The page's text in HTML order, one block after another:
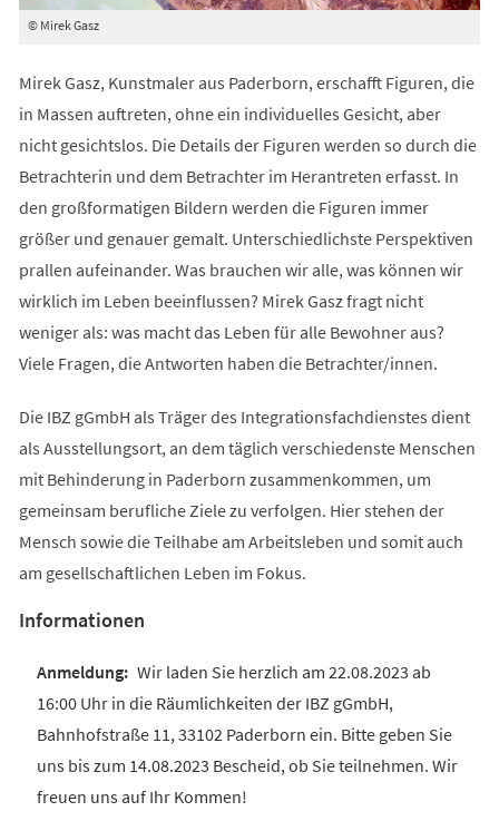
© Mirek Gasz
Mirek Gasz, Kunstmaler aus Paderborn, erschafft Figuren, die
in Massen auftreten, ohne ein individuelles Gesicht, aber
nicht gesichtslos. Die Details der Figuren werden so durch die
Betrachterin und dem Betrachter im Herantreten erfasst. In
den großformatigen Bildern werden die Figuren immer
größer und genauer gemalt. Unterschiedlichste Perspektiven
prallen aufeinander. Was brauchen wir alle, was können wir
wirklich im Leben beeinflussen? Mirek Gasz fragt nicht
weniger als: was macht das Leben für alle Bewohner aus?
Viele Fragen, die Antworten haben die Betrachter/innen.
Die IBZ gGmbH als Träger des Integrationsfachdienstes dient
als Ausstellungsort, an dem täglich verschiedenste Menschen
mit Behinderung in Paderborn zusammenkommen, um
gemeinsam berufliche Ziele zu verfolgen. Hier stehen der
Mensch sowie die Teilhabe am Arbeitsleben und somit auch
am gesellschaftlichen Leben im Fokus.
Informationen
Wir laden Sie herzlich am 22.08.2023 ab
16:00 Uhr in die Räumlichkeiten der IBZ gGmbH,
Bahnhofstraße 11, 33102 Paderborn ein. Bitte geben Sie
uns bis zum 14.08.2023 Bescheid, ob Sie teilnehmen. Wir
freuen uns auf Ihr Kommen!